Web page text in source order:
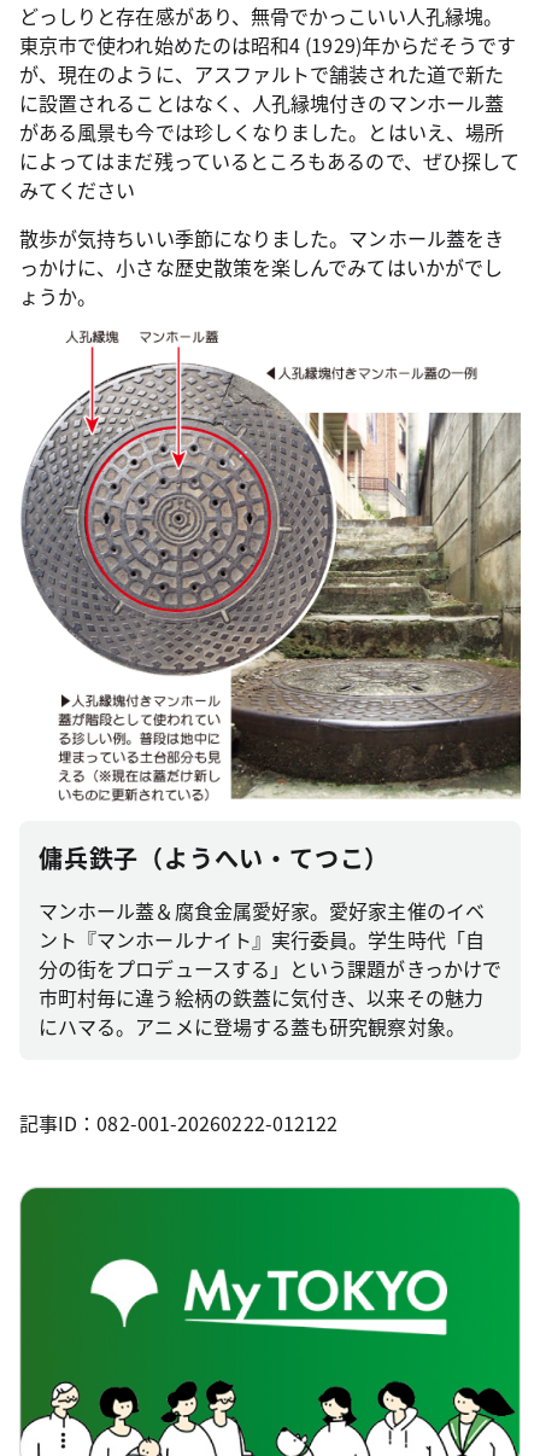
どっしりと存在感があり、無骨でかっこいい人孔縁塊。
東京市で使われ始めたのは昭和4 (1929)年からだそうです
が、現在のように、アスファルトで舗装された道で新た
に設置されることはなく、人孔縁塊付きのマンホール蓋
がある風景も今では珍しくなりました。とはいえ、場所
によってはまだ残っているところもあるので、ぜひ探して
みてください
散歩が気持ちいい季節になりました。マンホール蓋をき
っかけに、小さな歴史散策を楽しんでみてはいかがでし
ょうか。
傭兵鉄子（ようへい・てつこ）
マンホール蓋＆腐食金属愛好家。愛好家主催のイベ
ント『マンホールナイト』実行委員。学生時代「自
分の街をプロデュースする」という課題がきっかけで
市町村毎に違う絵柄の鉄蓋に気付き、以来その魅力
にハマる。アニメに登場する蓋も研究観察対象。
記事ID：082-001-20260222-012122